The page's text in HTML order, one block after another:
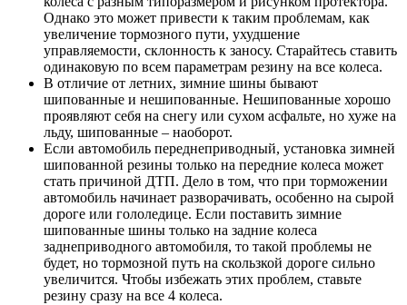
Однако это может привести к таким проблемам, как
увеличение тормозного пути, ухудшение
управляемости, склонность к заносу. Старайтесь ставить
одинаковую по всем параметрам резину на все колеса.
В отличие от летних, зимние шины бывают
шипованные и нешипованные. Нешипованные хорошо
проявляют себя на снегу или сухом асфальте, но хуже на
льду, шипованные – наоборот.
Если автомобиль переднеприводный, установка зимней
шипованной резины только на передние колеса может
стать причиной ДТП. Дело в том, что при торможении
автомобиль начинает разворачивать, особенно на сырой
дороге или гололедице. Если поставить зимние
шипованные шины только на задние колеса
заднеприводного автомобиля, то такой проблемы не
будет, но тормозной путь на скользкой дороге сильно
увеличится. Чтобы избежать этих проблем, ставьте
резину сразу на все 4 колеса.